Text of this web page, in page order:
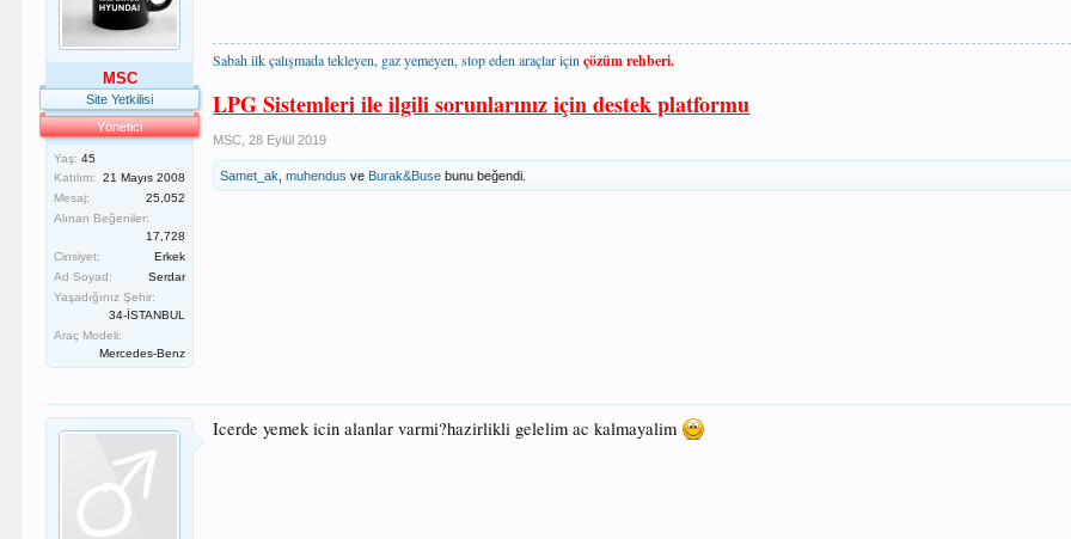
MSC
Site Yetkilisi
Yönetici
Yaş: 45
Katılım:
21 Mayıs 2008
Mesaj:
25,052
Alınan Beğeniler:
17,728
Cinsiyet:
Erkek
Ad Soyad:
Serdar
Yaşadığınız Şehir:
34-İSTANBUL
Araç Modeli:
Mercedes-Benz
Sabah ilk çalışmada tekleyen, gaz yemeyen, stop eden araçlar içinçözüm rehberi.
LPG Sistemleri ile ilgili sorunlarınız için destek platformu
MSC 28 Eylül 2019
Samet_ak ,muhendus ve Burak&Buse bunu beğendi.
Icerde yemek icin alanlar varmi?hazirlikli gelelim ac kalmayalim